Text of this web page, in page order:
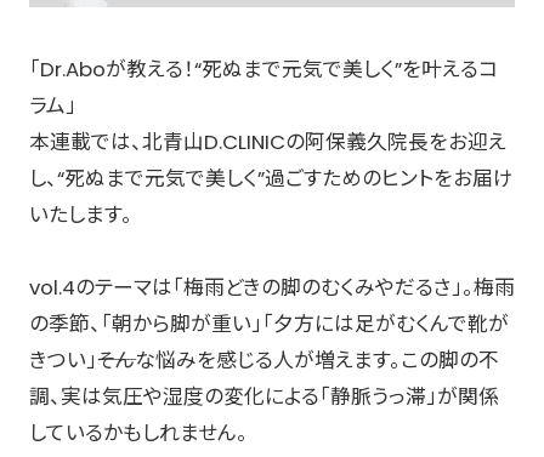
「Dr.Aboが教える！“死ぬまで元気で美しく”を叶えるコ
ラム」
本連載では、北青山D.CLINICの阿保義久院長をお迎え
し、“死ぬまで元気で美しく”過ごすためのヒントをお届け
いたします。
vol.4のテーマは「梅雨どきの脚のむくみやだるさ」。梅雨
の季節、「朝から脚が重い」「夕方には足がむくんで靴が
きつい」――そんな悩みを感じる人が増えます。この脚の不
調、実は気圧や湿度の変化による「静脈うっ滞」が関係
しているかもしれません。